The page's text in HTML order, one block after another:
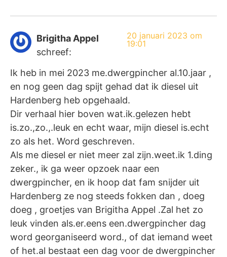
Brigitha Appel
schreef:
20 januari 2023 om
19:01
Ik heb in mei 2023 me.dwergpincher al.10.jaar ,
en nog geen dag spijt gehad dat ik diesel uit
Hardenberg heb opgehaald.
Dir verhaal hier boven wat.ik.gelezen hebt
is.zo.,zo.,.leuk en echt waar, mijn diesel is.echt
zo als het. Word geschreven.
Als me diesel er niet meer zal zijn.weet.ik 1.ding
zeker., ik ga weer opzoek naar een
dwergpincher, en ik hoop dat fam snijder uit
Hardenberg ze nog steeds fokken dan , doeg
doeg , groetjes van Brigitha Appel .Zal het zo
leuk vinden als.er.eens een.dwergpincher dag
word georganiseerd word., of dat iemand weet
of het.al bestaat een dag voor de dwergpincher